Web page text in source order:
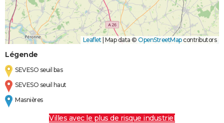
Leaflet Map data © OpenStreetMapcontributors
Légende
SEVESO seuil bas
SEVESO seuil haut
Masnières
Villes avec le plus de risque industriel